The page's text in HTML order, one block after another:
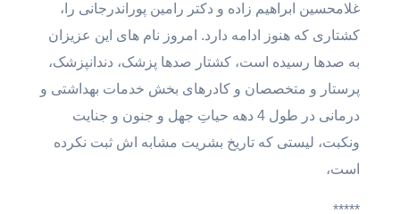
غلامحسین ابراهیم زاده و دکتر رامین پوراندرجانی را،
کشتاری که هنوز ادامه دارد. امروز نام های این عزیزان
به صدها رسیده است، کشتار صدها پزشک، دندانپزشک،
پرستار و متخصصان و کادرهای بخش خدمات بهداشتی و
درمانی در طول 4 دهه حیاتِ جهل و جنون و جنایت
ونکبت، لیستی که تاریخ بشریت مشابه اش ثبت نکرده
است،
*****